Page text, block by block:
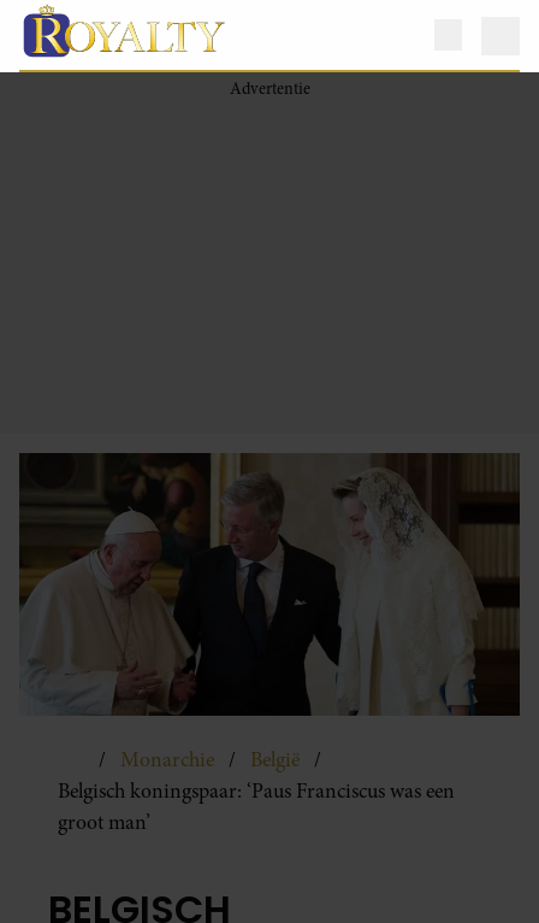
Monarchie
België
Belgisch koningspaar: ‘Paus Franciscus was een
groot man’
BELGISCH